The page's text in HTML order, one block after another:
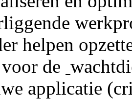
helpen
de
applicatie